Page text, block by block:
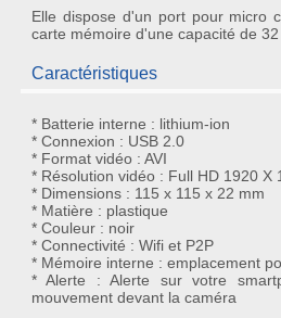
Elle dispose d'un port pour micro
carte mémoire d'une capacité de 32
Caractéristiques
* Batterie interne : lithium-ion
* Connexion : USB 2.0
* Format vidéo : AVI
* Résolution vidéo : Full HD 1920 X
* Dimensions : 115 x 115 x 22 mm
* Matière : plastique
* Couleur : noir
* Connectivité : Wifi et P2P
* Mémoire interne : emplacement
* Alerte : Alerte sur votre
mouvement devant la caméra